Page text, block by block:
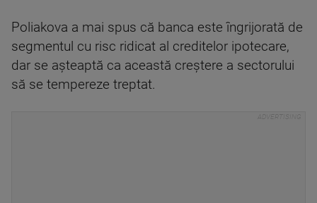
Poliakova a mai spus că banca este îngrijorată de
segmentul cu risc ridicat al creditelor ipotecare,
dar se aşteaptă ca această creştere a sectorului
să se tempereze treptat.